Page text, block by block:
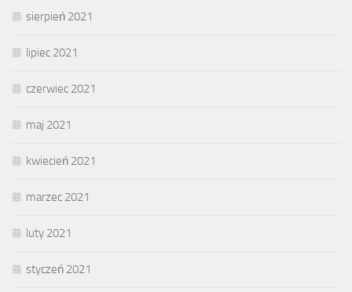
sierpień 2021
lipiec 2021
czerwiec 2021
maj 2021
kwiecień 2021
marzec 2021
luty 2021
styczeń 2021